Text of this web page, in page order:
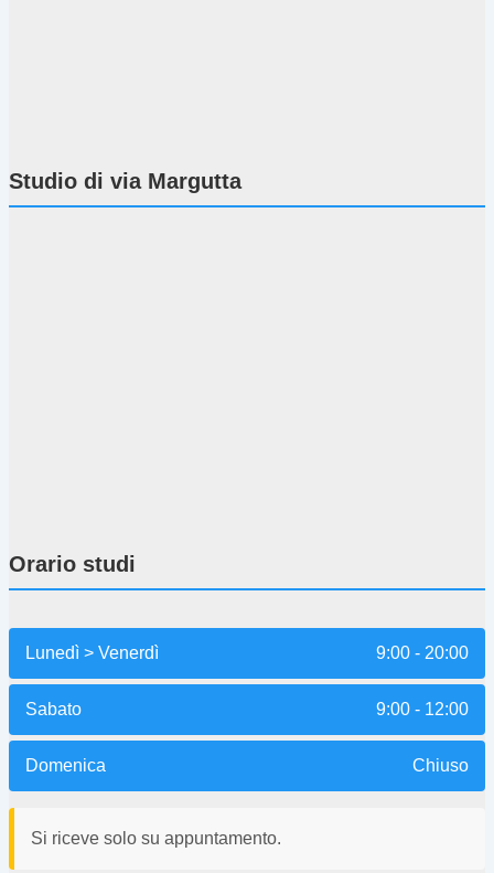
Studio di via Margutta
Orario studi
Lunedì > Venerdì 9:00 - 20:00
Sabato 9:00 - 12:00
Domenica Chiuso
Si riceve solo su appuntamento.